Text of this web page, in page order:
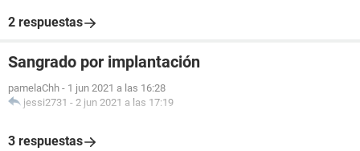
2 respuestas
Sangrado por implantación
pamelaChh - 1 jun 2021 a las 16:28
jessi2731 - 2 jun 2021 a las 17:19
3 respuestas